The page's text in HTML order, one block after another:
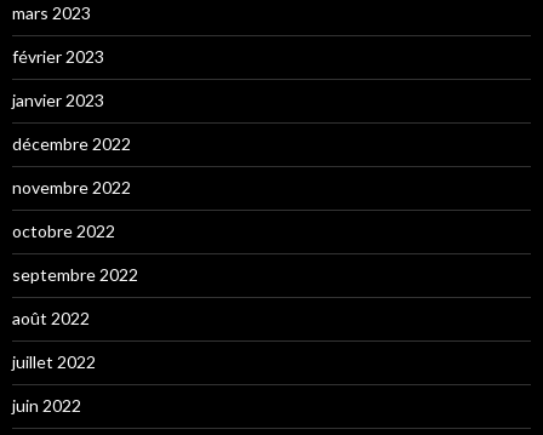
mars 2023
février 2023
janvier 2023
décembre 2022
novembre 2022
octobre 2022
septembre 2022
août 2022
juillet 2022
juin 2022